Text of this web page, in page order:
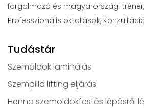
forgalmazó és magyarországi tréner,
Professzionális oktatások,
Tudástár
Szemöldök laminálás
Szempilla lifting eljárás
Henna szemöldökfestés lépésről